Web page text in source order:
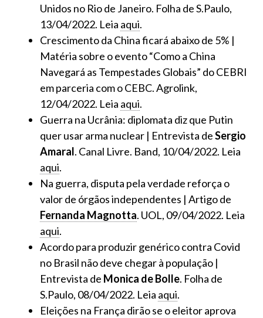
Unidos no Rio de Janeiro. Folha de S.Paulo,
13/04/2022. Leia aqui.
Crescimento da China ficará abaixo de 5% |
Matéria sobre o evento “Como a China
Navegará as Tempestades Globais” do CEBRI
em parceria com o CEBC. Agrolink,
12/04/2022. Leia aqui.
Guerra na Ucrânia: diplomata diz que Putin
quer usar arma nuclear | Entrevista deSergio
Amaral. Canal Livre. Band, 10/04/2022. Leia
aqui.
Na guerra, disputa pela verdade reforça o
valor de órgãos independentes | Artigo de
Fernanda Magnotta. UOL, 09/04/2022. Leia
aqui.
Acordo para produzir genérico contra Covid
no Brasil não deve chegar à população |
Entrevista de Monica de Bolle. Folha de
S.Paulo, 08/04/2022. Leia aqui.
Eleições na França dirão se o eleitor aprova